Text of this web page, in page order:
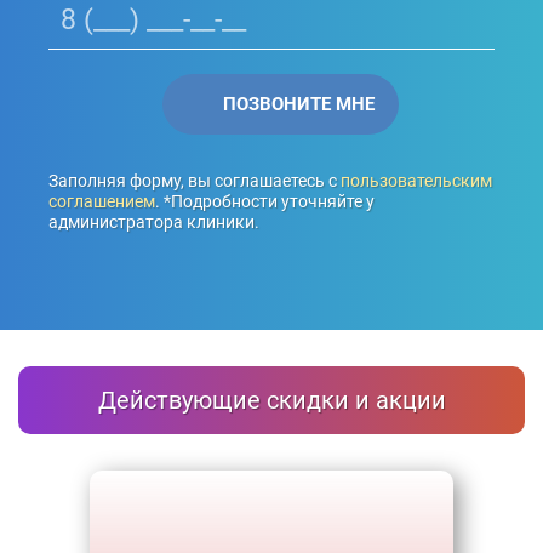
Заполняя форму, вы соглашаетесь спользовательским
соглашением. *Подробности уточняйте у
администратора клиники.
Действующие скидки и акции